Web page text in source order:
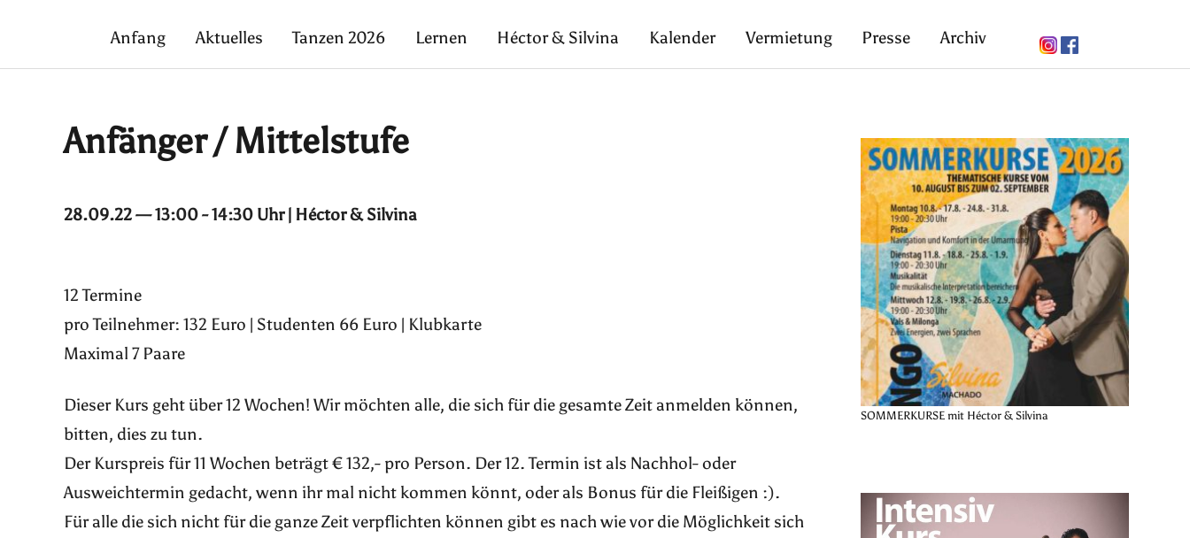
Anfang Aktuelles Tanzen 2026 Lernen Héctor & Silvina Kalender Vermietung Presse Archiv
Anfänger / Mittelstufe
28.09.22 — 13:00 - 14:30 Uhr | Héctor & Silvina
12 Termine
pro Teilnehmer: 132 Euro | Studenten 66 Euro | Klubkarte
Maximal 7 Paare
Dieser Kurs geht über 12 Wochen! Wir möchten alle, die sich für die gesamte Zeit anmelden können,
bitten, dies zu tun.
Der Kurspreis für 11 Wochen beträgt € 132,- pro Person. Der 12. Termin ist als Nachhol- oder
Ausweichtermin gedacht, wenn ihr mal nicht kommen könnt, oder als Bonus für die Fleißigen :).
Für alle die sich nicht für die ganze Zeit verpflichten können gibt es nach wie vor die Möglichkeit sich
SOMMERKURSE mit Héctor & Silvina